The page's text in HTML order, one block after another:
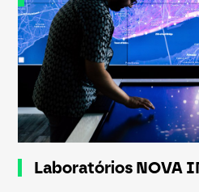
Laboratórios NOVA